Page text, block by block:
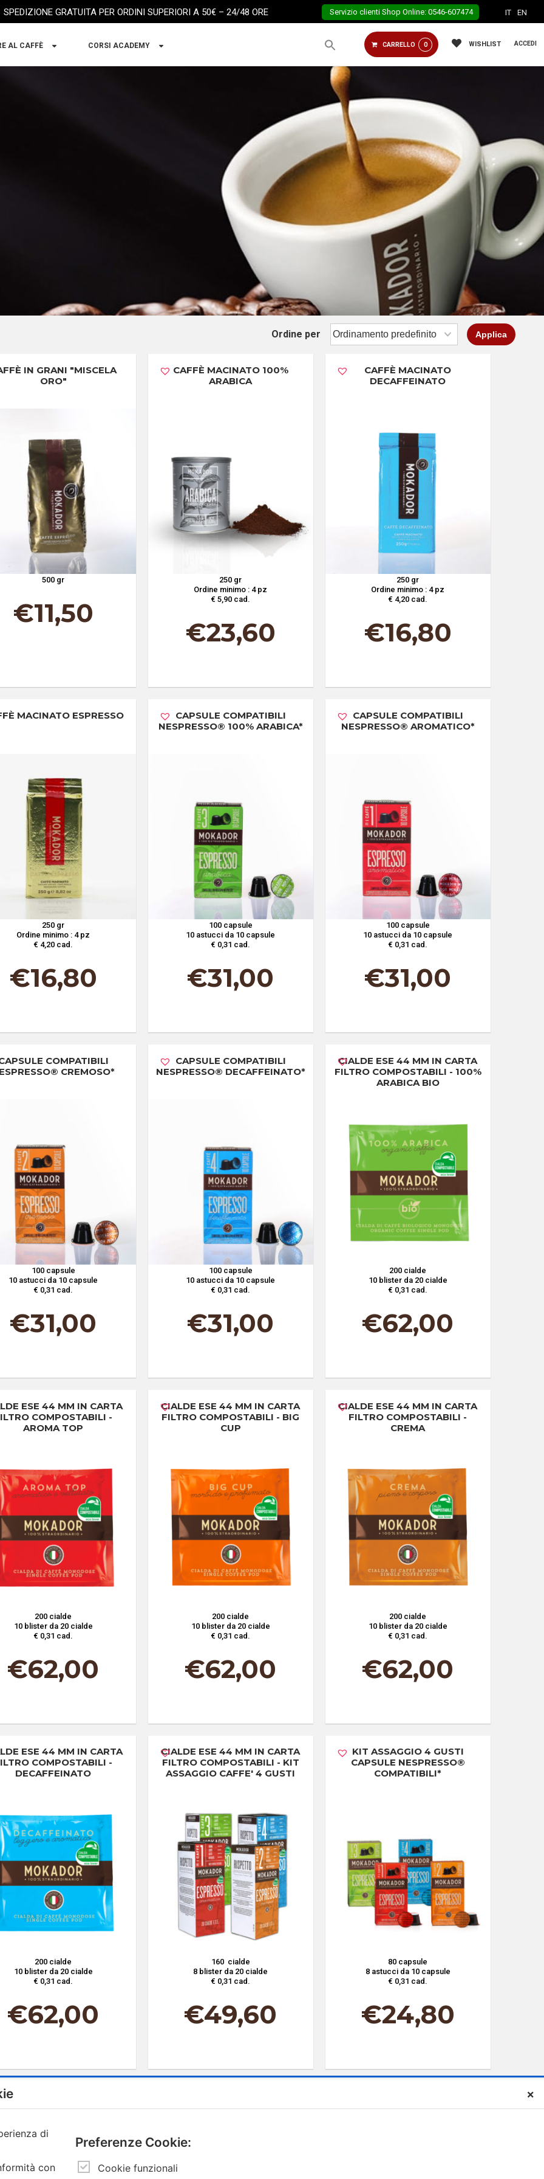
Servizio clienti Shop Online: 0546-607474 IT EN
SPEDIZIONE GRATUITA PER ORDINI SUPERIORI A 50€ – 24/48 ORE
AL CAFFÈ CORSI ACADEMY ACCEDI
CARRELLO 0 WISHLIST
Ordine per Applica
IN GRANI "MISCELA
ORO"
500 gr
€11,50
CAFFÈ MACINATO 100%
ARABICA
250 gr
Ordine minimo : 4 pz
€ 5,90 cad.
€23,60
CAFFÈ MACINATO
DECAFFEINATO
250 gr
Ordine minimo : 4 pz
€ 4,20 cad.
€16,80
MACINATO ESPRESSO
250 gr
Ordine minimo : 4 pz
€ 4,20 cad.
€16,80
CAPSULE COMPATIBILI
NESPRESSO® 100% ARABICA*
100 capsule
10 astucci da 10 capsule
€ 0,31 cad.
€31,00
CAPSULE COMPATIBILI
NESPRESSO® AROMATICO*
100 capsule
10 astucci da 10 capsule
€ 0,31 cad.
€31,00
COMPATIBILI
CREMOSO*
100 capsule
10 astucci da 10 capsule
€ 0,31 cad.
€31,00
CAPSULE COMPATIBILI
NESPRESSO® DECAFFEINATO*
100 capsule
10 astucci da 10 capsule
€ 0,31 cad.
€31,00
CIALDE ESE 44 MM IN CARTA
FILTRO COMPOSTABILI - 100%
ARABICA BIO
200 cialde
10 blister da 20 cialde
€ 0,31 cad.
€62,00
ESE 44 MM IN CARTA
COMPOSTABILI -
AROMA TOP
200 cialde
10 blister da 20 cialde
€ 0,31 cad.
€62,00
CIALDE ESE 44 MM IN CARTA
FILTRO COMPOSTABILI - BIG
CUP
200 cialde
10 blister da 20 cialde
€ 0,31 cad.
€62,00
CIALDE ESE 44 MM IN CARTA
FILTRO COMPOSTABILI -
CREMA
200 cialde
10 blister da 20 cialde
€ 0,31 cad.
€62,00
ESE 44 MM IN CARTA
COMPOSTABILI -
DECAFFEINATO
200 cialde
10 blister da 20 cialde
€ 0,31 cad.
€62,00
CIALDE ESE 44 MM IN CARTA
FILTRO COMPOSTABILI - KIT
ASSAGGIO CAFFE' 4 GUSTI
160 cialde
8 blister da 20 cialde
€ 0,31 cad.
€49,60
KIT ASSAGGIO 4 GUSTI
CAPSULE NESPRESSO®
COMPATIBILI*
80 capsule
8 astucci da 10 capsule
€ 0,31 cad.
€24,80
×
di
con
Preferenze Cookie:
Cookie funzionali